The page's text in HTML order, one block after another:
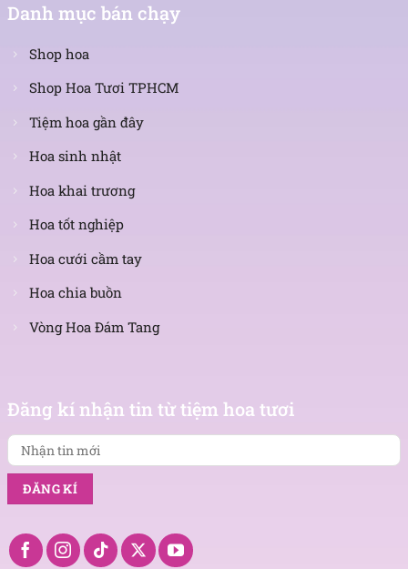
Danh mục bán chạy
Shop hoa
Shop Hoa Tươi TPHCM
Tiệm hoa gần đây
Hoa sinh nhật
Hoa khai trương
Hoa tốt nghiệp
Hoa cưới cầm tay
Hoa chia buồn
Vòng Hoa Đám Tang
Đăng kí nhận tin từ tiệm hoa tươi
tin
mới